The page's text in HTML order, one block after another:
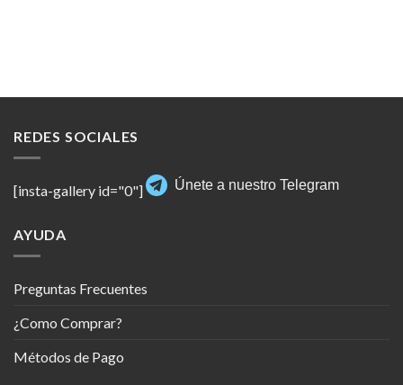
REDES SOCIALES
[insta-gallery id="0"] Únete a nuestro Telegram
AYUDA
Preguntas Frecuentes
¿Como Comprar?
Métodos de Pago